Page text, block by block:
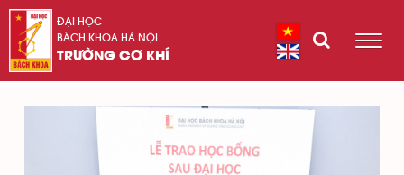
ĐẠI HỌC
BÁCH KHOA HÀ NỘI
TRƯỜNG CƠ KHÍ